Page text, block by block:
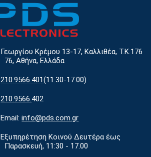
Γεωργίου Κρέμου 13-17, Καλλιθέα, Τ.Κ.176
76, Αθήνα, Ελλάδα
210.9566.401(11.30-17.00)
210.9566.402
Email:info@pds.com.gr
Εξυπηρέτηση Κοινού Δευτέρα έως
Παρασκευή, 11:30 - 17.00